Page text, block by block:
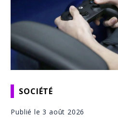
SOCIÉTÉ
Publié le 3 août 2026